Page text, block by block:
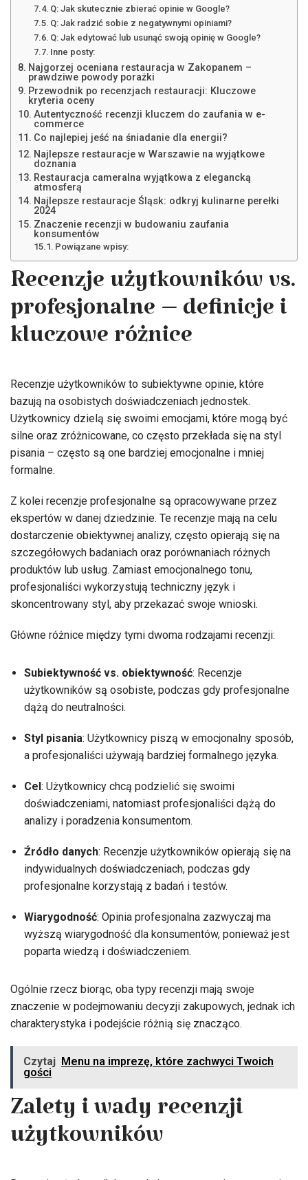
Q: Jak skutecznie zbierać opinie w Google?
Q: Jak radzić sobie z negatywnymi opiniami?
Q: Jak edytować lub usunąć swoją opinię w Google?
Inne posty:
Najgorzej oceniana restauracja w Zakopanem –
prawdziwe powody porażki
Przewodnik po recenzjach restauracji: Kluczowe
kryteria oceny
Autentyczność recenzji kluczem do zaufania w e-
commerce
Co najlepiej jeść na śniadanie dla energii?
Najlepsze restauracje w Warszawie na wyjątkowe
doznania
Restauracja cameralna wyjątkowa z elegancką
atmosferą
Najlepsze restauracje Śląsk: odkryj kulinarne perełki
2024
Znaczenie recenzji w budowaniu zaufania
konsumentów
Powiązane wpisy:
Recenzje użytkowników vs.
profesjonalne – definicje i
kluczowe różnice
Recenzje użytkowników to subiektywne opinie, które
bazują na osobistych doświadczeniach jednostek.
Użytkownicy dzielą się swoimi emocjami, które mogą być
silne oraz zróżnicowane, co często przekłada się na styl
pisania – często są one bardziej emocjonalne i mniej
formalne.
Z kolei recenzje profesjonalne są opracowywane przez
ekspertów w danej dziedzinie. Te recenzje mają na celu
dostarczenie obiektywnej analizy, często opierają się na
szczegółowych badaniach oraz porównaniach różnych
produktów lub usług. Zamiast emocjonalnego tonu,
profesjonaliści wykorzystują techniczny język i
skoncentrowany styl, aby przekazać swoje wnioski.
Główne różnice między tymi dwoma rodzajami recenzji:
Subiektywność vs. obiektywność: Recenzje
użytkowników są osobiste, podczas gdy profesjonalne
dążą do neutralności.
Styl pisania: Użytkownicy piszą w emocjonalny sposób,
a profesjonaliści używają bardziej formalnego języka.
Cel: Użytkownicy chcą podzielić się swoimi
doświadczeniami, natomiast profesjonaliści dążą do
analizy i poradzenia konsumentom.
Źródło danych: Recenzje użytkowników opierają się na
indywidualnych doświadczeniach, podczas gdy
profesjonalne korzystają z badań i testów.
Wiarygodność: Opinia profesjonalna zazwyczaj ma
wyższą wiarygodność dla konsumentów, ponieważ jest
poparta wiedzą i doświadczeniem.
Ogólnie rzecz biorąc, oba typy recenzji mają swoje
znaczenie w podejmowaniu decyzji zakupowych, jednak ich
charakterystyka i podejście różnią się znacząco.
Czytaj Menu na imprezę, które zachwyci Twoich
gości
Zalety i wady recenzji
użytkowników